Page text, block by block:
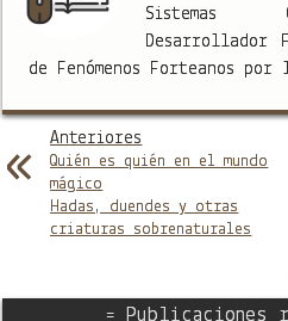
Sistemas
Desarrollador
de Fenómenos Forteanos
Anteriores
Quién es quién en el mundo
mágico
Hadas, duendes y otras
criaturas sobrenaturales
= Publicaciones